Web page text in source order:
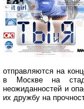
отправляются на
в Москве на
неожиданностей и
их дружбу на